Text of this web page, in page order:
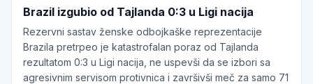
Brazil izgubio od Tajlanda 0:3 u Ligi nacija
Rezervni sastav ženske odbojkaške reprezentacije
Brazila pretrpeo je katastrofalan poraz od Tajlanda
rezultatom 0:3 u Ligi nacija, ne uspevši da se izbori sa
agresivnim servisom protivnica i završivši meč za samo 71